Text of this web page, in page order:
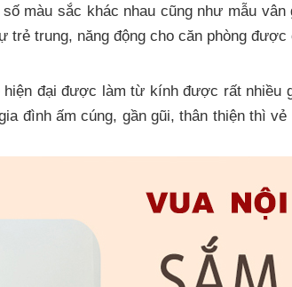
màu sắc khác nhau cũng như mẫu
trung, năng động cho căn phòng
đại được làm từ kính được rất nhiều
đình ấm cúng, gần gũi, thân thiện thì